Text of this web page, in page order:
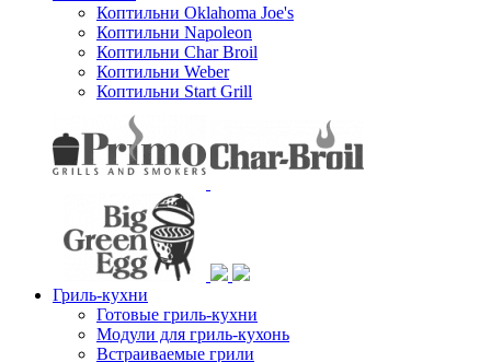
Коптильни Oklahoma Joe's
Коптильни Napoleon
Коптильни Char Broil
Коптильни Weber
Коптильни Start Grill
Гриль-кухни
Готовые гриль-кухни
Модули для гриль-кухонь
Встраиваемые грили